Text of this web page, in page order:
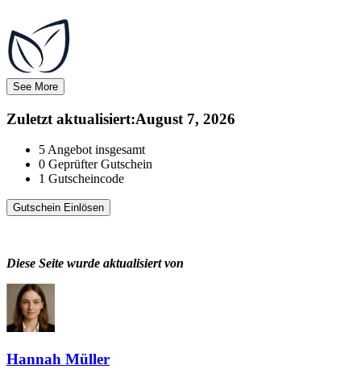
See More
Zuletzt aktualisiert:August 7, 2026
5Angebot insgesamt
0 Geprüfter Gutschein
1 Gutscheincode
Gutschein Einlösen
Diese Seite wurde aktualisiert von
Hannah Müller